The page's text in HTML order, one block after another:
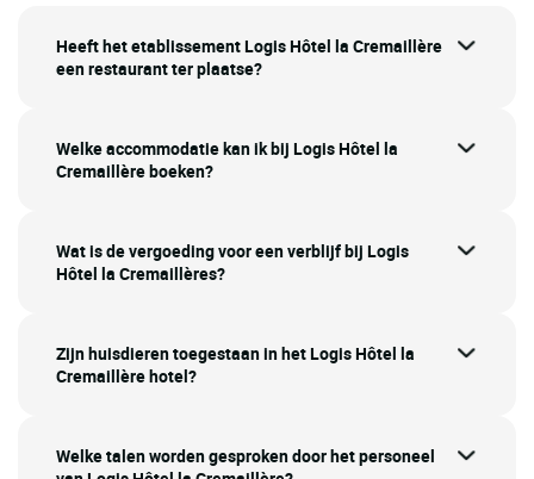
Heeft het etablissement Logis Hôtel la Cremaillère
een restaurant ter plaatse?
Welke accommodatie kan ik bij Logis Hôtel la
Cremaillère boeken?
Wat is de vergoeding voor een verblijf bij Logis
Hôtel la Cremaillères?
Zijn huisdieren toegestaan in het Logis Hôtel la
Cremaillère hotel?
Welke talen worden gesproken door het personeel